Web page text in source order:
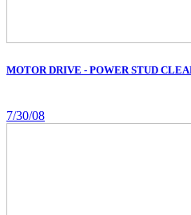
MOTOR DRIVE - POWER STUD
7/30/08